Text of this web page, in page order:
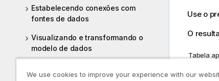
Estabelecendo conexões com
fontes de dados
Visualizando e transformando o
modelo de dados
modelagem de dados
Use o
O
Tabela
Year
We use cookies to improve your experience with our